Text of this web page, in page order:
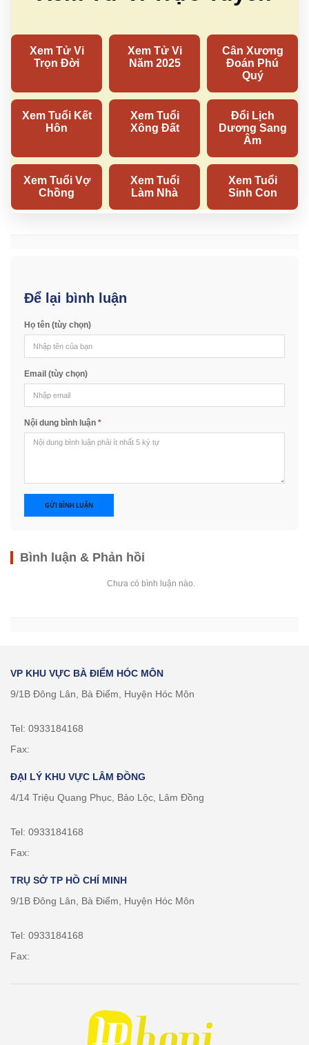
Để lại bình luận
Họ tên (tùy chọn)
Email (tùy chọn)
Nội dung bình luận *
GỬI BÌNH LUẬN
Bình luận & Phản hồi
Chưa có bình luận nào.
VP KHU VỰC BÀ ĐIỂM HÓC MÔN
9/1B Đông Lân, Bà Điểm, Huyện Hóc Môn
Tel: 0933184168
Fax:
ĐẠI LÝ KHU VỰC LÂM ĐỒNG
4/14 Triệu Quang Phục, Bảo Lộc, Lâm Đồng
Tel: 0933184168
Fax:
TRỤ SỞ TP HỒ CHÍ MINH
9/1B Đông Lân, Bà Điểm, Huyện Hóc Môn
Tel: 0933184168
Fax: